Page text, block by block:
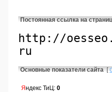
Постоянная ссылка на
Основные показатели сайта [
Яндекс ТиЦ: 0